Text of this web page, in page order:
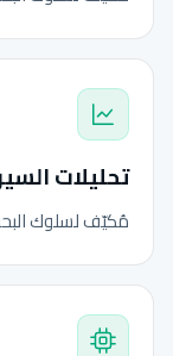
تحليلات
مُكيّف لسلوك